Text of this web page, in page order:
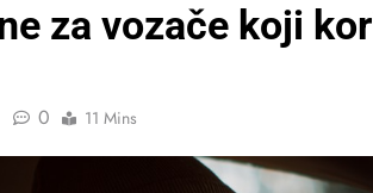
za vozače koji
0 11 Mins